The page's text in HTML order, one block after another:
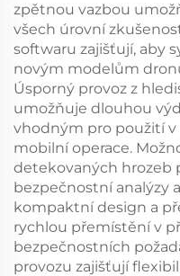
zpětnou vazbou
všech úrovní
softwaru zajišťují, aby
novým modelům
Úsporný provoz z
umožňuje dlouhou
vhodným pro použití
mobilní operace.
detekovaných hrozeb
bezpečnostní analýzy
kompaktní design a
rychlou přemístění v
bezpečnostních
provozu zajišťují